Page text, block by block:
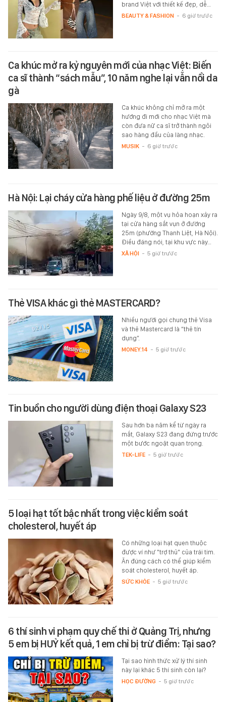
brand Việt với thiết kế đẹp, dễ…
BEAUTY & FASHION - 6 giờ trước
Ca khúc mở ra kỷ nguyên mới của nhạc Việt: Biến
ca sĩ thành “sách mẫu”, 10 năm nghe lại vẫn nổi da
gà
Ca khúc không chỉ mở ra một
hướng đi mới cho nhạc Việt mà
còn đưa nữ ca sĩ trở thành ngôi
sao hàng đầu của làng nhạc.
MUSIK - 6 giờ trước
Hà Nội: Lại cháy cửa hàng phế liệu ở đường 25m
Ngày 9/8, một vụ hỏa hoạn xảy ra
tại cửa hàng sắt vụn ở đường
25m (phường Thanh Liệt, Hà Nội).
Điều đáng nói, tại khu vực này…
XÃ HỘI - 5 giờ trước
Thẻ VISA khác gì thẻ MASTERCARD?
Nhiều người gọi chung thẻ Visa
và thẻ Mastercard là “thẻ tín
dụng”.
MONEY.14 - 5 giờ trước
Tin buồn cho người dùng điện thoại Galaxy S23
Sau hơn ba năm kể từ ngày ra
mắt, Galaxy S23 đang đứng trước
một bước ngoặt quan trọng.
TEK-LIFE - 5 giờ trước
5 loại hạt tốt bậc nhất trong việc kiểm soát
cholesterol, huyết áp
Có những loại hạt quen thuộc
được ví như "trợ thủ" của trái tim.
Ăn đúng cách có thể giúp kiểm
soát cholesterol, huyết áp.
SỨC KHỎE - 5 giờ trước
6 thí sinh vi phạm quy chế thi ở Quảng Trị, nhưng
5 em bị HUỶ kết quả, 1 em chỉ bị trừ điểm: Tại sao?
Tại sao hình thức xử lý thí sinh
này lại khác 5 thí sinh còn lại?
HỌC ĐƯỜNG - 5 giờ trước